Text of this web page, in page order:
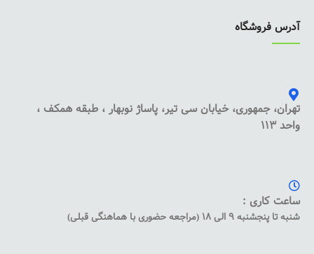
آدرس فروشگاه
تهران، جمهوری، خیابان سی تیر، پاساژ نوبهار ، طبقه همکف ،
واحد 113
ساعت کاری :
شنبه تا پنجشنبه 9 الی 18 (مراجعه حضوری با هماهنگی قبلی)